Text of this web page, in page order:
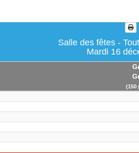
Salle des fêtes -
Mardi 16
(150